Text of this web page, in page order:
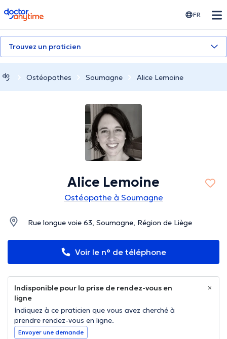
doctoranytime FR
Trouvez un praticien
Ostéopathes Soumagne Alice Lemoine
Alice Lemoine
Ostéopathe à Soumagne
Rue longue voie 63, Soumagne, Région de Liège
Voir le n° de téléphone
Indisponible pour la prise de rendez-vous en
ligne
Indiquez à ce praticien que vous avez cherché à
prendre rendez-vous en ligne.
Envoyer une demande